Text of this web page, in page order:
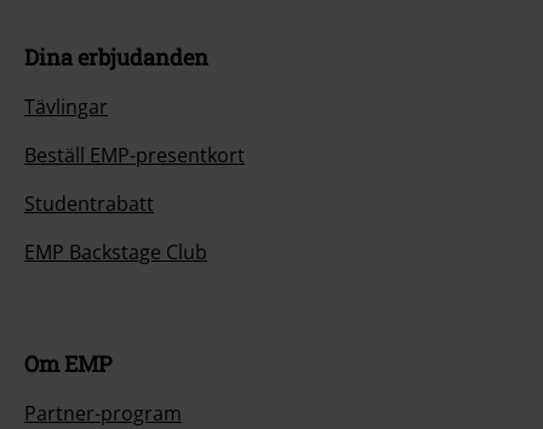
Dina erbjudanden
Tävlingar
Beställ EMP-presentkort
Studentrabatt
EMP Backstage Club
Om EMP
Partner-program